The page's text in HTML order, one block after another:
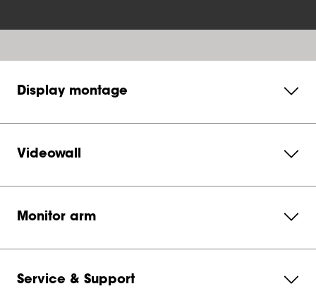
Display montage
Videowall
Monitor arm
Service & Support